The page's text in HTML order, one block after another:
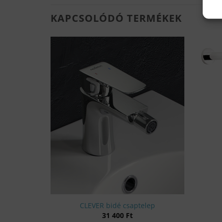
KAPCSOLÓDÓ TERMÉKEK
CLEVER bidé csaptelep
31 400 Ft